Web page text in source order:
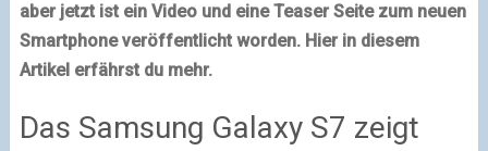
aber jetzt ist ein Video und eine Teaser Seite zum neuen
Smartphone veröffentlicht worden. Hier in diesem
Artikel erfährst du mehr.
Das Samsung Galaxy S7 zeigt